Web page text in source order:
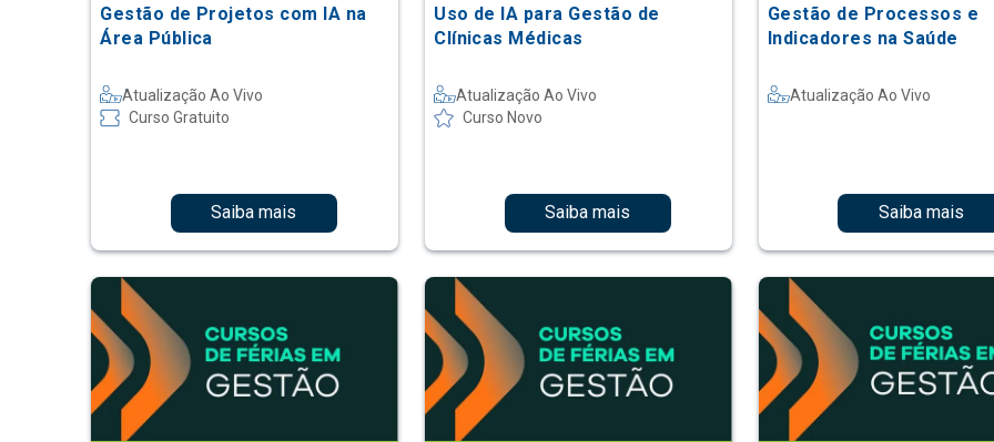
Gestão de Projetos com IA na
Área Pública
Atualização Ao Vivo
Curso Gratuito
Saiba mais
Uso de IA para Gestão de
Clínicas Médicas
Atualização Ao Vivo
Curso Novo
Saiba mais
Gestão de Processos e
Indicadores na Saúde
Atualização Ao Vivo
Saiba mais